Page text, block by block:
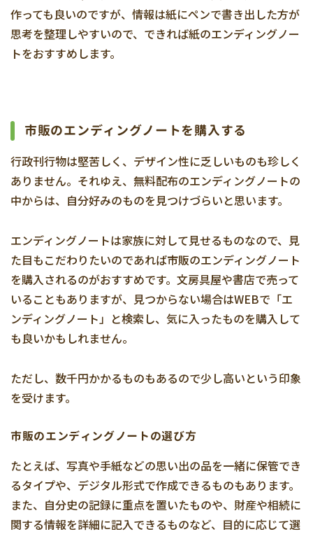
作っても良いのですが、情報は紙にペンで書き出した方が
思考を整理しやすいので、できれば紙のエンディングノー
トをおすすめします。
市販のエンディングノートを購入する
行政刊行物は堅苦しく、デザイン性に乏しいものも珍しく
ありません。それゆえ、無料配布のエンディングノートの
中からは、自分好みのものを見つけづらいと思います。
エンディングノートは家族に対して見せるものなので、見
た目もこだわりたいのであれば市販のエンディングノート
を購入されるのがおすすめです。文房具屋や書店で売って
いることもありますが、見つからない場合はWEBで「エ
ンディングノート」と検索し、気に入ったものを購入して
も良いかもしれません。
ただし、数千円かかるものもあるので少し高いという印象
を受けます。
市販のエンディングノートの選び方
たとえば、写真や手紙などの思い出の品を一緒に保管でき
るタイプや、デジタル形式で作成できるものもあります。
また、自分史の記録に重点を置いたものや、財産や相続に
関する情報を詳細に記入できるものなど、目的に応じて選